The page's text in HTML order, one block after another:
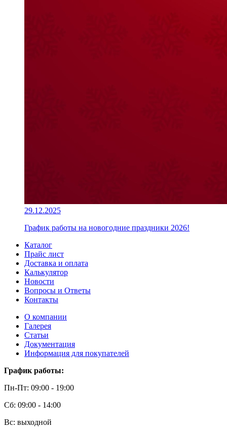
29.12.2025
График работы на новогодние праздники 2026!
Каталог
Прайс лист
Доставка и оплата
Калькулятор
Новости
Вопросы и Ответы
Контакты
О компании
Галерея
Статьи
Документация
Информация для покупателей
График работы:
Пн-Пт: 09:00 - 19:00
Сб: 09:00 - 14:00
Вс: выходной